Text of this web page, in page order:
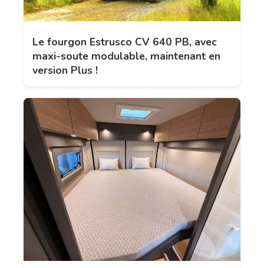
Le fourgon Estrusco CV 640 PB, avec
maxi-soute modulable, maintenant en
version Plus !